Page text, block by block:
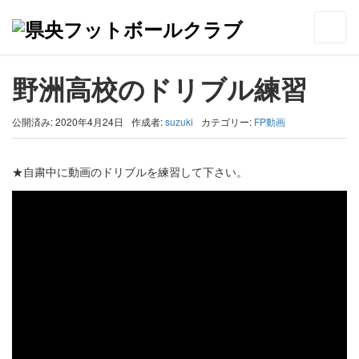
トップ>FP動画 >野洲高校のドリブル練習
野洲高校のドリブル練習
公開済み: 2020年4月24日 作成者:suzuki カテゴリー: FP動画
★自粛中に動画のドリブルを練習して下さい。